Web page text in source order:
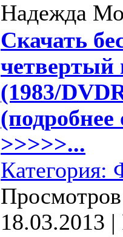
Надежда
Скачать
четвертый
(1983/
(подробнее
>>>>>...
Категория:
18.03.2013 |